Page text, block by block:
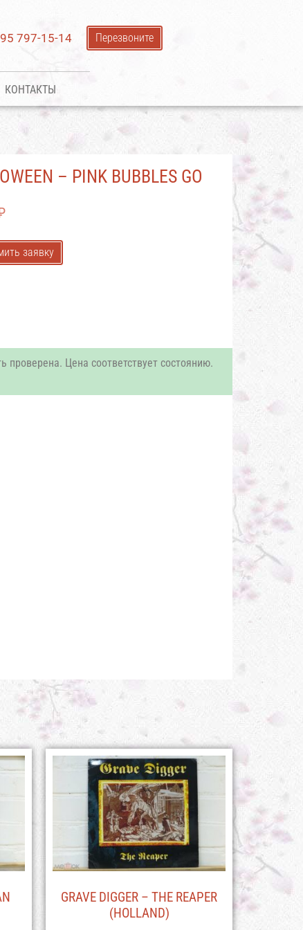
797-15-14 Перезвоните
КОНТАКТЫ
– PINK BUBBLES GO
заявку
Цена соответствует состоянию.
GRAVE DIGGER – THE REAPER
(HOLLAND)